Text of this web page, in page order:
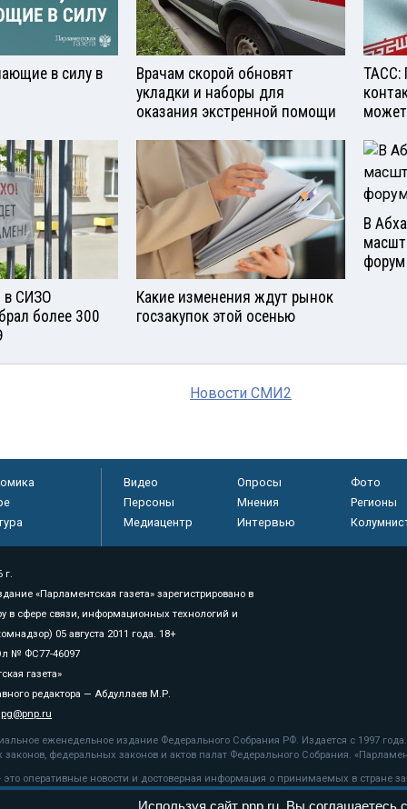
в силу в
Врачам скорой обновят
укладки и наборы для
оказания экстренной помощи
ТАСС:
в СИЗО
более 300
Какие изменения ждут рынок
госзакупок этой осенью
В
форум
Новости СМИ2
Видео Опросы
Фото
Персоны
Мнения
Регионы
Медиацентр
Интервью
г.
«Парламентская газета» зарегистрировано в
в сфере связи, информационных технологий и
05 августа 2011 года. 18+
№ ФС77-46097
газета»
редактора — Абдуллаев М.Р.
pg@pnp.ru
еженедельное издание Федерального Собрания РФ. Издается с 1997
федеральных законов и актов палат Федерального Собрания.
это оперативные новости и достоверная информация о принимаемых в стране
ссылка на pnp.ru обязательна.
Используя сайт pnp.ru, Вы соглашаетесь с